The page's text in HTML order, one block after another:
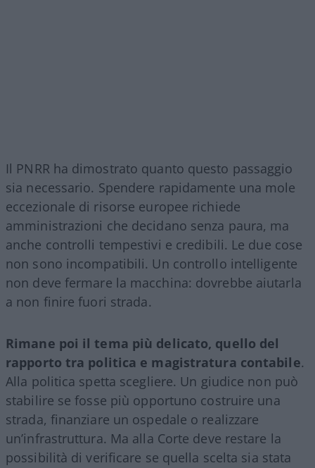
Il PNRR ha dimostrato quanto questo passaggio
sia necessario. Spendere rapidamente una mole
eccezionale di risorse europee richiede
amministrazioni che decidano senza paura, ma
anche controlli tempestivi e credibili. Le due cose
non sono incompatibili. Un controllo intelligente
non deve fermare la macchina: dovrebbe aiutarla
a non finire fuori strada.
Rimane poi il tema più delicato, quello del
rapporto tra politica e magistratura contabile.
Alla politica spetta scegliere. Un giudice non può
stabilire se fosse più opportuno costruire una
strada, finanziare un ospedale o realizzare
un’infrastruttura. Ma alla Corte deve restare la
possibilità di verificare se quella scelta sia stata